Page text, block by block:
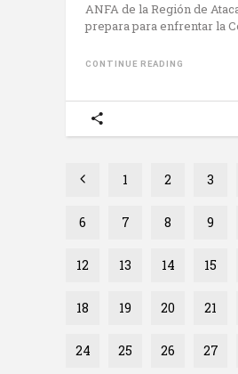
ANFA de la Región de
prepara para enfrentar la
CONTINUE READING
1 2 3
6 7 8 9
12 13 14 15
18 19 20 21
24 25 26 27